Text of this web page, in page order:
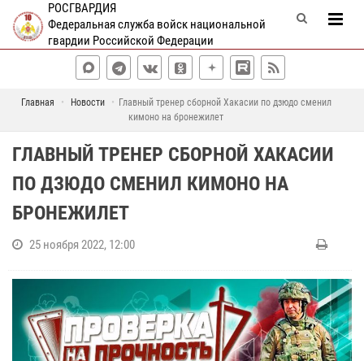
РОСГВАРДИЯ
Федеральная служба войск национальной
гвардии Российской Федерации
Главная Новости
Главный тренер сборной Хакасии по дзюдо сменил
кимоно на бронежилет
ГЛАВНЫЙ ТРЕНЕР СБОРНОЙ ХАКАСИИ
ПО ДЗЮДО СМЕНИЛ КИМОНО НА
БРОНЕЖИЛЕТ
25 ноября 2022, 12:00